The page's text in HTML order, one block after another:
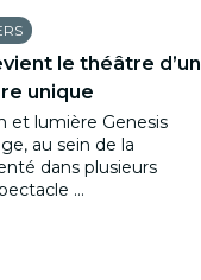
le théâtre d’un
unique
et lumière Genesis
au sein de la
dans plusieurs
...